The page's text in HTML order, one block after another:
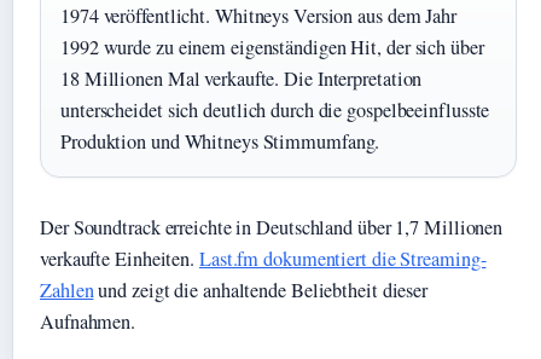
1974 veröffentlicht. Whitneys Version aus dem Jahr
1992 wurde zu einem eigenständigen Hit, der sich über
18 Millionen Mal verkaufte. Die Interpretation
unterscheidet sich deutlich durch die gospelbeeinflusste
Produktion und Whitneys Stimmumfang.
Der Soundtrack erreichte in Deutschland über 1,7 Millionen
verkaufte Einheiten. Last.fm dokumentiert die Streaming-
Zahlenund zeigt die anhaltende Beliebtheit dieser
Aufnahmen.